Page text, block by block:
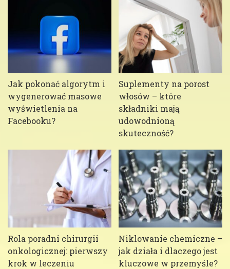
Jak pokonać algorytm i
wygenerować masowe
wyświetlenia na
Facebooku?
Suplementy na porost
włosów – które
składniki mają
udowodnioną
skuteczność?
Rola poradni chirurgii
onkologicznej: pierwszy
krok w leczeniu
Niklowanie chemiczne –
jak działa i dlaczego jest
kluczowe w przemyśle?